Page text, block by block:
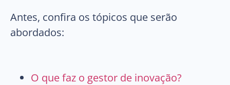
Antes, confira os tópicos que serão
abordados:
O que faz o gestor de inovação?